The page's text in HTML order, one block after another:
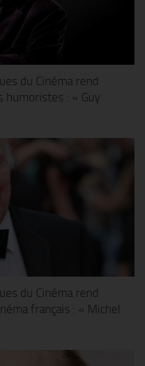
du Cinéma rend
humoristes : « Guy
du Cinéma rend
français : « Michel